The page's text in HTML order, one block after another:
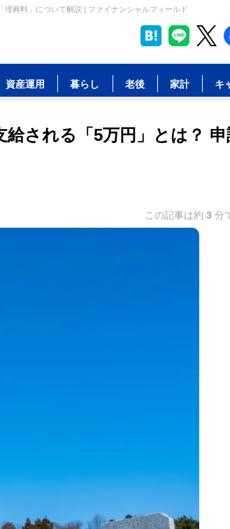
葬料」について解説 | ファイナンシャルフィールド
資産運用 暮らし 老後 家計 キ
される「5万円」とは？
この記事は約 3 分